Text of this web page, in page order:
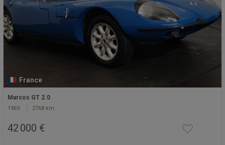
France
Marcos GT 2.0
1969 2768 km
42 000 €